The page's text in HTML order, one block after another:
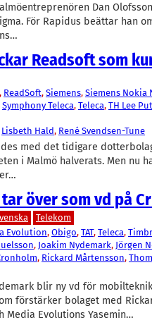
Dan
För Rapidus beättar han
Readsoft som
, ReadSoft, Siemens, Siemens Nokia
Symphony Teleca, Teleca, TH Lee
Lisbeth Hald, René Svendsen-Tune
med det tidigare
i Malmö halverats. Men nu
tar över som vd på
Telekom
Evolution, Obigo, TAT, Teleca,
, Joakim Nydemark, Jörgen
, Rickard Mårtensson,
blir ny vd för
förstärker bolaget med
Media Evolutions Yasemin…